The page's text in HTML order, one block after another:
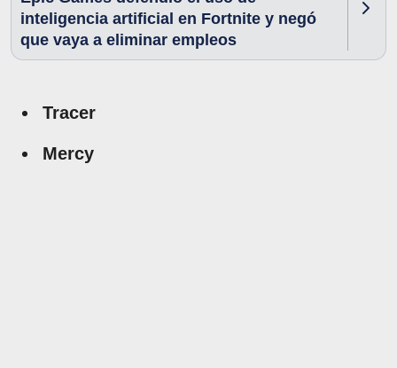
inteligencia artificial en Fortnite y negó
que vaya a eliminar empleos
Tracer
Mercy